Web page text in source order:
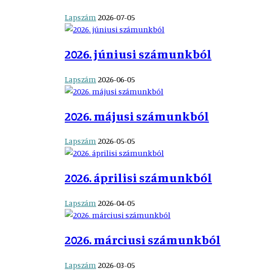
Lapszám 2026-07-05
2026. júniusi számunkból
Lapszám 2026-06-05
2026. májusi számunkból
Lapszám2026-05-05
2026. áprilisi számunkból
Lapszám2026-04-05
2026. márciusi számunkból
Lapszám2026-03-05